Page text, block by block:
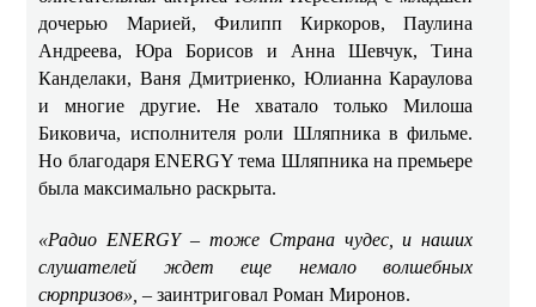
дочерью Марией, Филипп Киркоров, Паулина
Андреева, Юра Борисов и Анна Шевчук, Тина
Канделаки, Ваня Дмитриенко, Юлианна Караулова
и многие другие. Не хватало только Милоша
Биковича, исполнителя роли Шляпника в фильме.
Но благодаря ENERGY тема Шляпника на премьере
была максимально раскрыта.
«Радио ENERGY – тоже Страна чудес, и наших
слушателей ждет еще немало волшебных
сюрпризов»,– заинтриговал Роман Миронов.